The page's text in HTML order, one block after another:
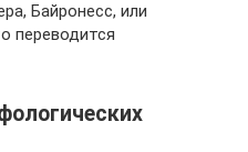
Байронесс, или
переводится